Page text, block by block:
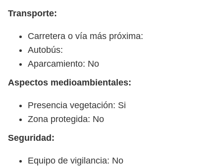
Transporte:
Carretera o vía más próxima:
Autobús:
Aparcamiento: No
Aspectos medioambientales:
Presencia vegetación: Si
Zona protegida: No
Seguridad:
Equipo de vigilancia: No